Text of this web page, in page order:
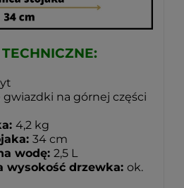
gwiazdki na górnej części
4,2 kg
34 cm
wodę: 2,5 L
wysokość drzewka: ok.